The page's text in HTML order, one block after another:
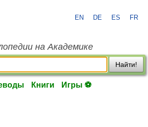
EN DE ES FR
на Академике
Найти!
Книги Игры ⚽